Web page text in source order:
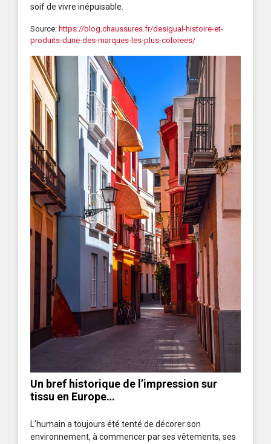
soif de vivre inépuisable.
Source: https://blog.chaussures.fr/desigual-histoire-et-
produits-dune-des-marques-les-plus-colorees/
Un bref historique de l’impression sur
tissu en Europe…
L’humain a toujours été tenté de décorer son
environnement, à commencer par ses vêtements, ses